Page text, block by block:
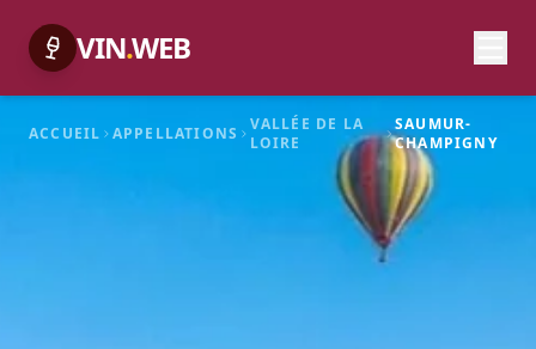
VIN.WEB
ACCUEIL APPELLATIONS
VALLÉE DE LA
LOIRE
SAUMUR-
CHAMPIGNY